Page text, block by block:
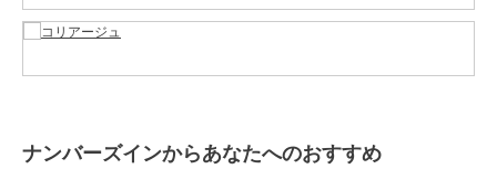
ナンバーズインからあなたへのおすすめ